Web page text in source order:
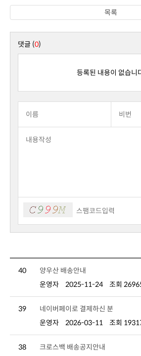
목록
댓글 (0)
등록된 내용이 없습니
40
양우산 배송안내
운영자
2025-11-24 조회
39
네이버페이로 결제하신 분
운영자
2026-03-11 조회
38
크로스백 배송공지안내